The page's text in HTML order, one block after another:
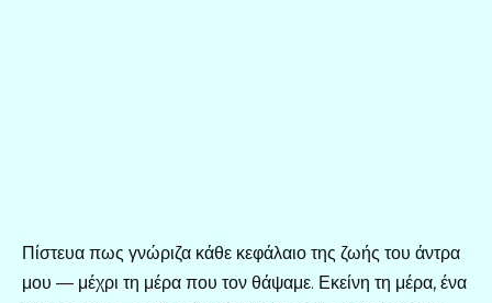
Πίστευα πως γνώριζα κάθε κεφάλαιο της ζωής του άντρα
μου — μέχρι τη μέρα που τον θάψαμε. Εκείνη τη μέρα, ένα